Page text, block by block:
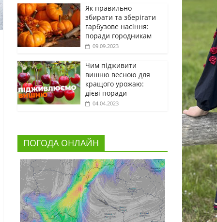
Як правильно
збирати та зберігати
гарбузове насіння:
поради городникам
09.09.2023
Чим підживити
вишню весною для
кращого урожаю:
дієві поради
04.04.2023
ПОГОДА ОНЛАЙН